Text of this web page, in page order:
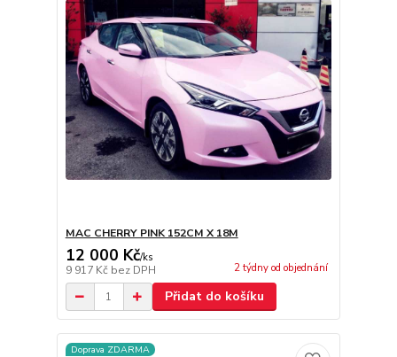
MAC CHERRY PINK 152CM X 18M
12 000 Kč/ks
9 917 Kč bez DPH 2 týdny od objednání
Přidat do košíku
Doprava ZDARMA